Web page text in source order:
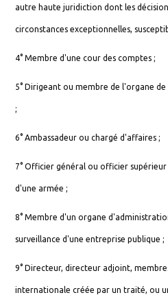
autre haute juridiction dont les
circonstances exceptionnelles,
4° Membre d'une cour des comptes ;
5° Dirigeant ou membre de l'organe
;
6° Ambassadeur ou chargé d'affaires ;
7° Officier général ou officier
d'une armée ;
8° Membre d'un organe
surveillance d'une entreprise publique ;
9° Directeur, directeur adjoint,
internationale créée par un traité, ou